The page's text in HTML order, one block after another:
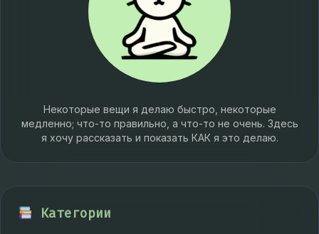
Некоторые вещи я делаю быстро, некоторые
медленно; что-то правильно, а что-то не очень. Здесь
я хочу рассказать и показать КАК я это делаю.
Категории